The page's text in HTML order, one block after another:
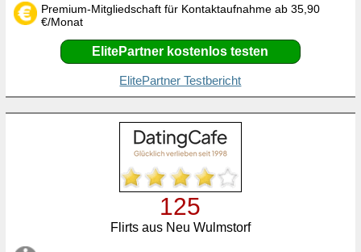
Premium-Mitgliedschaft für Kontaktaufnahme ab 35,90
€/Monat
ElitePartner kostenlos testen
ElitePartner Testbericht
125
Flirts aus Neu Wulmstorf